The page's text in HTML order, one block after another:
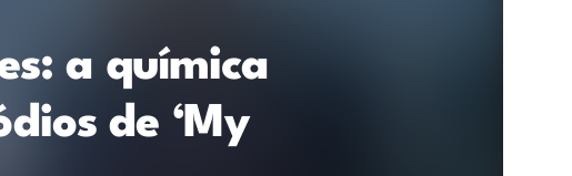
a química
de ‘My